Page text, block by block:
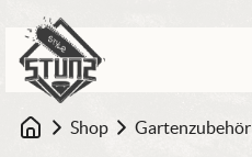
Startseite
Shop Gartenzubehör